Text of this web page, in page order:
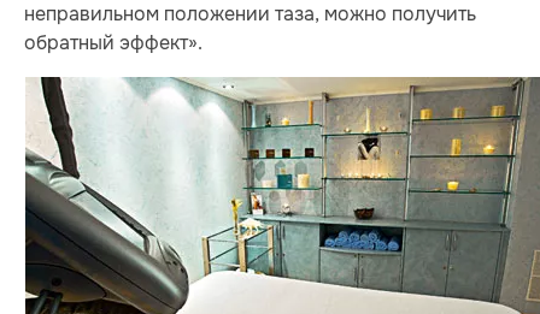
неправильном положении таза, можно получить
обратный эффект».